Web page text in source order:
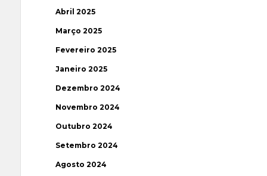
Abril 2025
Março 2025
Fevereiro 2025
Janeiro 2025
Dezembro 2024
Novembro 2024
Outubro 2024
Setembro 2024
Agosto 2024